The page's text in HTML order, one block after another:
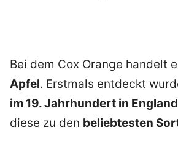
Bei dem Cox Orange handelt
Apfel. Erstmals entdeckt
im 19. Jahrhundert in England
diese zu den beliebtesten